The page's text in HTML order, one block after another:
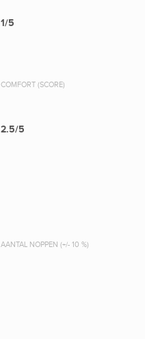
1/5
COMFORT (SCORE)
2.5/5
AANTAL NOPPEN (+/- 10 %)